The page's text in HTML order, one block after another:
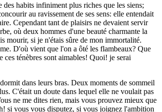
habits infiniment plus riches que les siens;
au ravissement de ses sens: elle entendait
Cependant tant de plaisirs ne devaient servir
où deux hommes d'une beauté charmante la
mourir, si je n'étais sûre de mon immortalité.
D'où vient que l'on a ôté les flambeaux? Que
ténèbres sont aimables! Quoi! je serai
dans leurs bras. Deux moments de sommeil
C'était un doute dans lequel elle ne voulait pas
ne me dites rien, mais vous prouvez mieux que
si vous vous disputez, si vous joignez l'ambition